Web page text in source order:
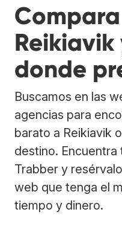
Reikiavik
donde
Buscamos en las
agencias para
barato a Reikiavik
destino. Encuentra
Trabber y
web que tenga el
tiempo y dinero.